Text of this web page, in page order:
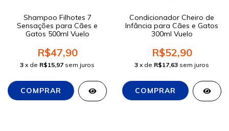
Shampoo Filhotes 7
Sensações para Cães e
Gatos 500ml Vuelo
R$47,90
3 x de R$15,97 sem juros
Condicionador Cheiro de
Infância para Cães e Gatos
300ml Vuelo
R$52,90
3 x de R$17,63 sem juros